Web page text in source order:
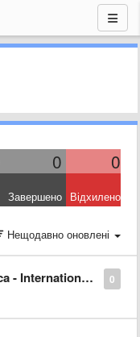
0 0
Завершено Відхилено
Нещодавно оновлені
0
HR